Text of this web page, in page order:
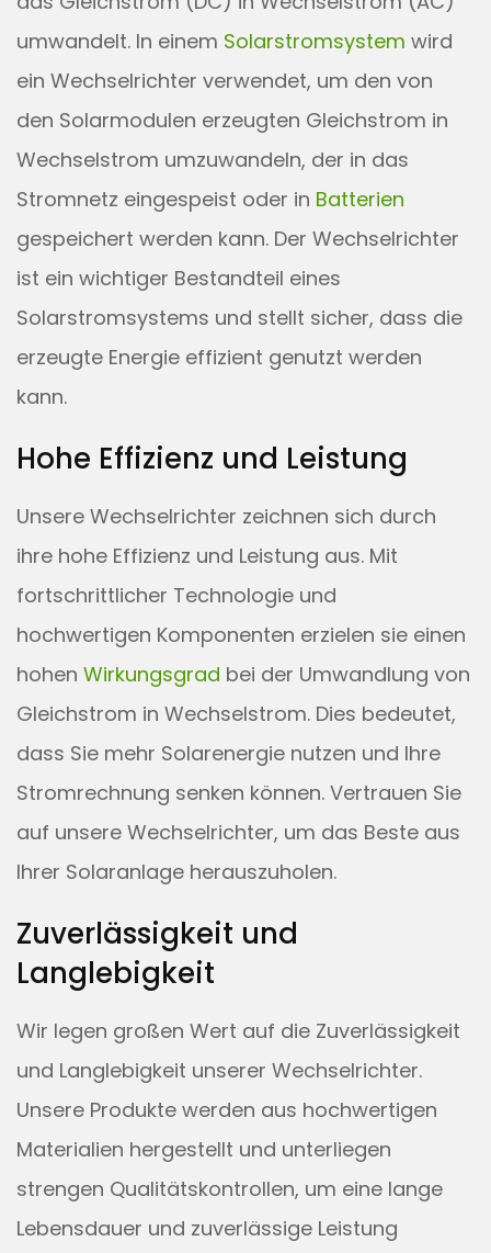
umwandelt. In einem Solarstromsystem wird
ein Wechselrichter verwendet, um den von
den Solarmodulen erzeugten Gleichstrom in
Wechselstrom umzuwandeln, der in das
Stromnetz eingespeist oder in Batterien
gespeichert werden kann. Der Wechselrichter
ist ein wichtiger Bestandteil eines
Solarstromsystems und stellt sicher, dass die
erzeugte Energie effizient genutzt werden
kann.
Hohe Effizienz und Leistung
Unsere Wechselrichter zeichnen sich durch
ihre hohe Effizienz und Leistung aus. Mit
fortschrittlicher Technologie und
hochwertigen Komponenten erzielen sie einen
hohen Wirkungsgrad bei der Umwandlung von
Gleichstrom in Wechselstrom. Dies bedeutet,
dass Sie mehr Solarenergie nutzen und Ihre
Stromrechnung senken können. Vertrauen Sie
auf unsere Wechselrichter, um das Beste aus
Ihrer Solaranlage herauszuholen.
Zuverlässigkeit und
Langlebigkeit
Wir legen großen Wert auf die Zuverlässigkeit
und Langlebigkeit unserer Wechselrichter.
Unsere Produkte werden aus hochwertigen
Materialien hergestellt und unterliegen
strengen Qualitätskontrollen, um eine lange
Lebensdauer und zuverlässige Leistung